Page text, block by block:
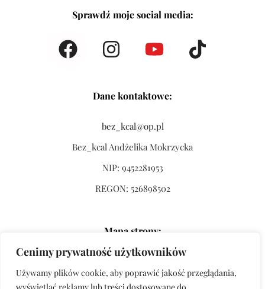
Cenimy prywatność użytkowników
Używamy plików cookie, aby poprawić jakość przeglądania,
Sprawdź moje social media:
Dane kontaktowe:
bez_kcal@op.pl
Bez_kcal Andżelika Mokrzycka
NIP: 9452281953
REGON: 526898502
Mapa strony:
Strona główna
Sklep